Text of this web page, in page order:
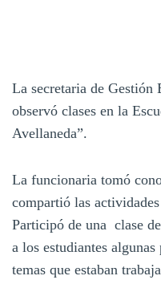
La secretaria de
observó clases en la
Avellaneda”.
La funcionaria tomó
compartió las
Participó de una clase
a los estudiantes
temas que estaban